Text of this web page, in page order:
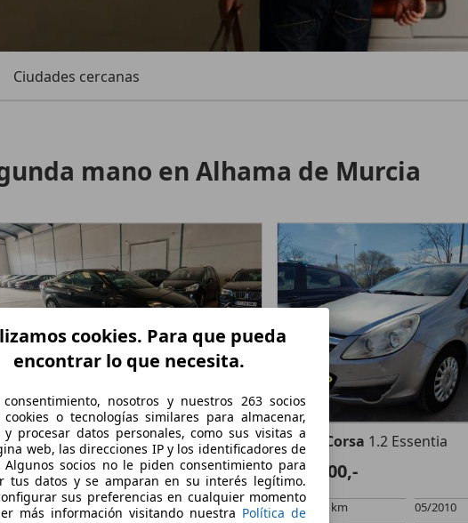
Ciudades cercanas
mano en Alhama de Murcia
Opel AstraTwin Top 1.8 Cosmo
€ 1.995,-
224.000 km
01/2007
Opel Corsa 1.2 Essentia
€ 3.300,-
142.500 km
05/2010
cookies. Para que pueda
encontrar lo que necesita.
nosotros y nuestros 263 socios
cookies o tecnologías similares para almacenar,
y procesar datos personales, como sus visitas a
web, las direcciones IP y los identificadores de
Algunos socios no le piden consentimiento para
tus datos y se amparan en su interés legítimo.
sus preferencias en cualquier momento
más información visitando nuestra Política de